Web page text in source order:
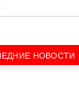
НОВОСТИ